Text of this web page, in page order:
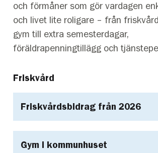
och förmåner som gör vardagen
och livet lite roligare – från
gym till extra semesterdagar,
föräldrapenningtillägg och
Friskvård
Friskvårdsbidrag från 2026
Gym i kommunhuset